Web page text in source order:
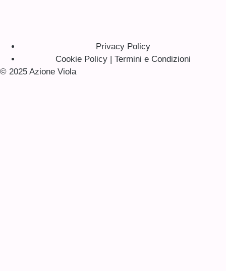
Privacy Policy
Cookie Policy | Termini e Condizioni
© 2025 Azione Viola